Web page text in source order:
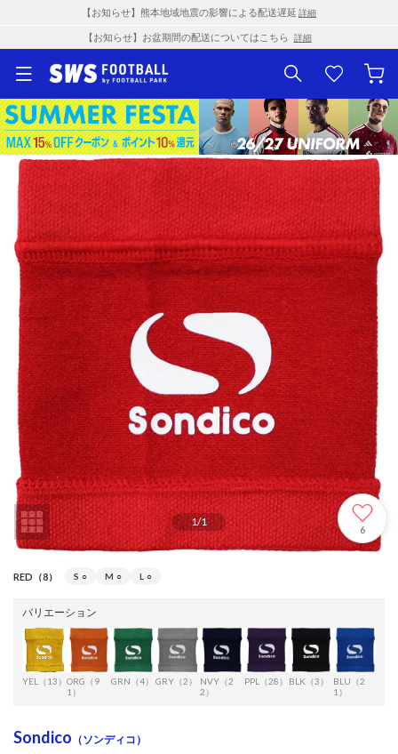
【お知らせ】熊本地域地震の影響による配送遅延 詳細
【お知らせ】お盆期間の配送についてはこちら 詳細
1/1
6
RED（8） S ○ M ○ L ○
バリエーション
YEL（13） ORG（9
1）
GRN（4） GRY（2）
NVY（2
2）
PPL（28） BLK（3）
BLU（2
1）
Sondico （ソンディコ）